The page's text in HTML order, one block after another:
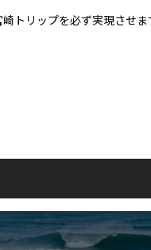
トリップを必ず実現させ